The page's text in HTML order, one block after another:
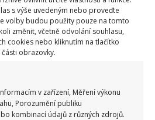
s výše uvedeným nebo proveďte
volby budou použity pouze na tomto
změnit, včetně odvolání souhlasu,
cookies nebo kliknutím na tlačítko
obrazovky.
v zařízení, Měření výkonu
Porozumění publiku
kombinací údajů z různých zdrojů.
je možné podpořit vánoční
listy vytvoří jen tehdy,
světla, který rostlinka má. V
a nechte do rána v
dokud se neobjeví první